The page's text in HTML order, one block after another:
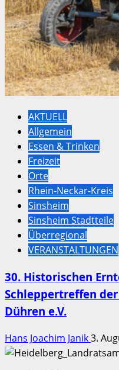
AKTUELL
Allgemein
Essen & Trinken
Freizeit
Orte
Rhein-Neckar-Kreis
Sinsheim
Sinsheim Stadtteile
Überregional
VERANSTALTUNGEN
30. Historischen
Schleppertreffen
Dühren e.V.
Hans Joachim Janik3.